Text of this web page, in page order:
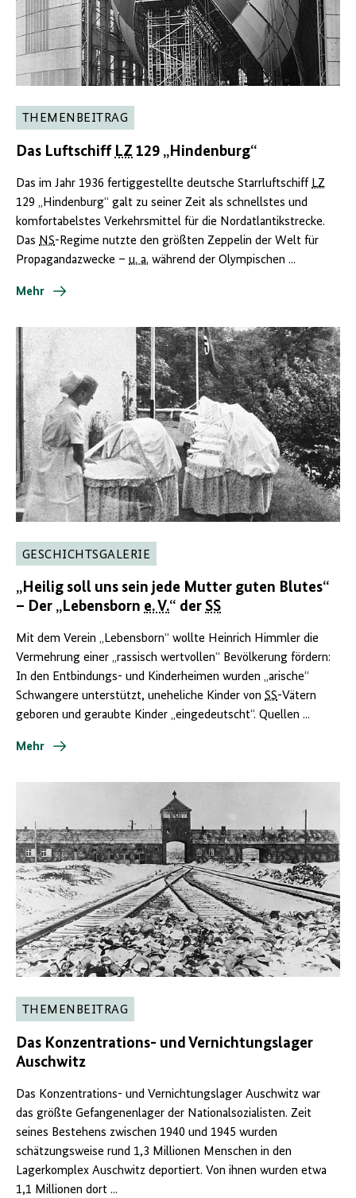
THEMENBEITRAG
Das Luftschiff LZ 129 „Hindenburg“
Das im Jahr 1936 fertiggestellte deutsche Starrluftschiff LZ
129 „Hindenburg“ galt zu seiner Zeit als schnellstes und
komfortabelstes Verkehrsmittel für die Nordatlantikstrecke.
Das NS-Regime nutzte den größten Zeppelin der Welt für
Propagandazwecke – u. a. während der Olympischen ...
Mehr
GESCHICHTSGALERIE
„Heilig soll uns sein jede Mutter guten Blutes“
– Der „Lebensborn e. V.“ der SS
Mit dem Verein „Lebensborn“ wollte Heinrich Himmler die
Vermehrung einer „rassisch wertvollen“ Bevölkerung fördern:
In den Entbindungs- und Kinderheimen wurden „arische“
Schwangere unterstützt, uneheliche Kinder von SS-Vätern
geboren und geraubte Kinder „eingedeutscht“. Quellen ...
Mehr
THEMENBEITRAG
Das Konzentrations- und Vernichtungslager
Auschwitz
Das Konzentrations- und Vernichtungslager Auschwitz war
das größte Gefangenenlager der Nationalsozialisten. Zeit
seines Bestehens zwischen 1940 und 1945 wurden
schätzungsweise rund 1,3 Millionen Menschen in den
Lagerkomplex Auschwitz deportiert. Von ihnen wurden etwa
1,1 Millionen dort ...